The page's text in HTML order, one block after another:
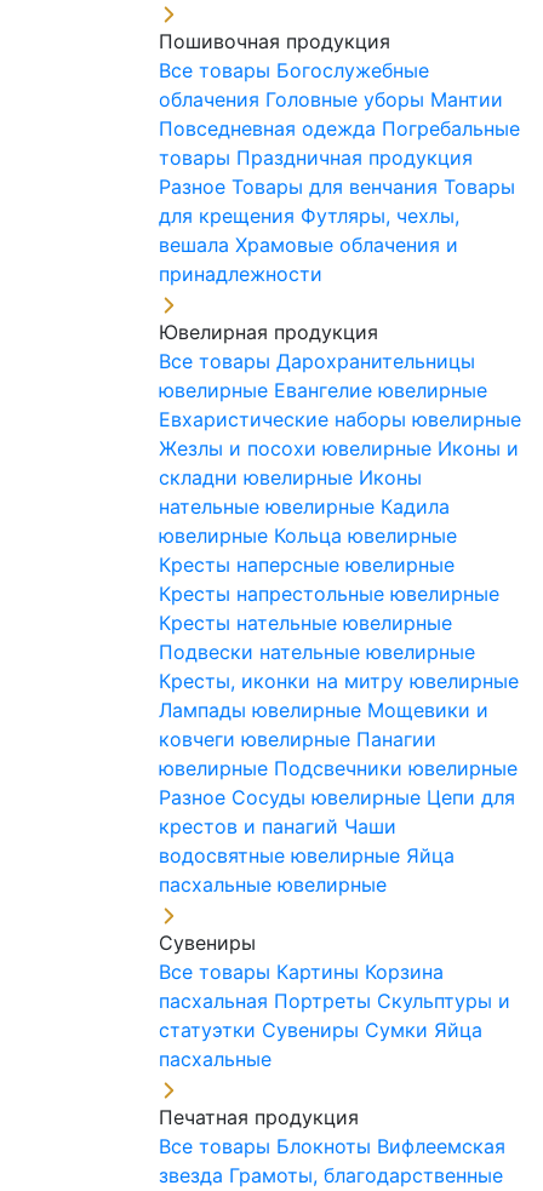
Пошивочная продукция
Все товары Богослужебные
облачения Головные уборы Мантии
Повседневная одежда Погребальные
товары Праздничная продукция
Разное Товары для венчания Товары
для крещения Футляры, чехлы,
вешала Храмовые облачения и
принадлежности
Ювелирная продукция
Все товары Дарохранительницы
ювелирные Евангелие ювелирные
Евхаристические наборы ювелирные
Жезлы и посохи ювелирные Иконы и
складни ювелирные Иконы
нательные ювелирные Кадила
ювелирные Кольца ювелирные
Кресты наперсные ювелирные
Кресты напрестольные ювелирные
Кресты нательные ювелирные
Подвески нательные ювелирные
Кресты, иконки на митру ювелирные
Лампады ювелирные Мощевики и
ковчеги ювелирные Панагии
ювелирные Подсвечники ювелирные
Разное Сосуды ювелирные Цепи для
крестов и панагий Чаши
водосвятные ювелирные Яйца
пасхальные ювелирные
Сувениры
Все товары Картины Корзина
пасхальная Портреты Скульптуры и
статуэтки Сувениры Сумки Яйца
пасхальные
Печатная продукция
Все товары Блокноты Вифлеемская
звезда Грамоты, благодарственные